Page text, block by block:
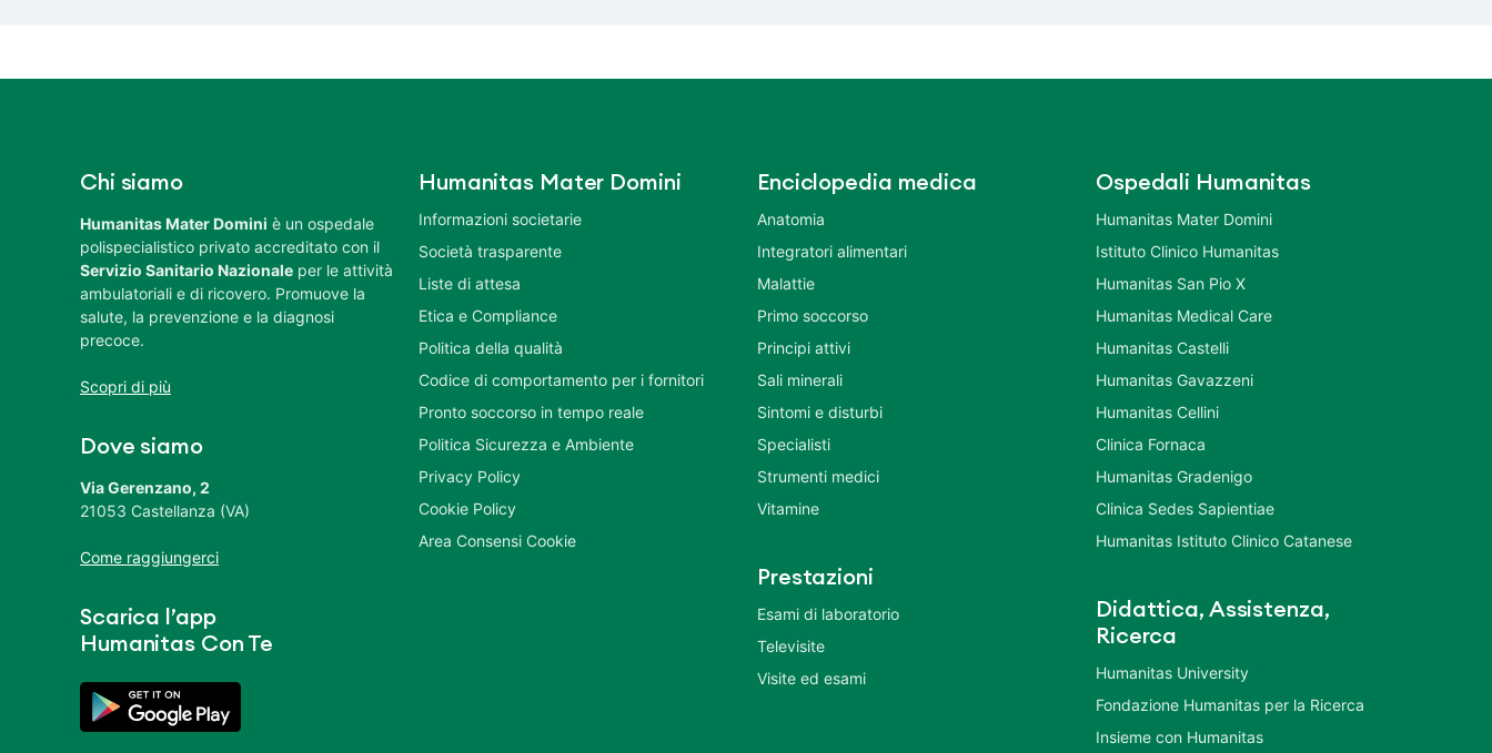
Chi siamo
Humanitas Mater Domini è un ospedale
polispecialistico privato accreditato con il
Servizio Sanitario Nazionale per le attività
ambulatoriali e di ricovero. Promuove la
salute, la prevenzione e la diagnosi
precoce.
Scopri di più
Dove siamo
Via Gerenzano, 2
21053 Castellanza (VA)
Come raggiungerci
Scarica l’app
Humanitas Con Te
Humanitas Mater Domini
Informazioni societarie
Società trasparente
Liste di attesa
Etica e Compliance
Politica della qualità
Codice di comportamento per i fornitori
Pronto soccorso in tempo reale
Politica Sicurezza e Ambiente
Privacy Policy
Cookie Policy
Area Consensi Cookie
Enciclopedia medica
Anatomia
Integratori alimentari
Malattie
Primo soccorso
Principi attivi
Sali minerali
Sintomi e disturbi
Specialisti
Strumenti medici
Vitamine
Prestazioni
Esami di laboratorio
Televisite
Visite ed esami
Ospedali Humanitas
Humanitas Mater Domini
Istituto Clinico Humanitas
Humanitas San Pio X
Humanitas Medical Care
Humanitas Castelli
Humanitas Gavazzeni
Humanitas Cellini
Clinica Fornaca
Humanitas Gradenigo
Clinica Sedes Sapientiae
Humanitas Istituto Clinico Catanese
Didattica, Assistenza,
Ricerca
Humanitas University
Fondazione Humanitas per la Ricerca
Insieme con Humanitas